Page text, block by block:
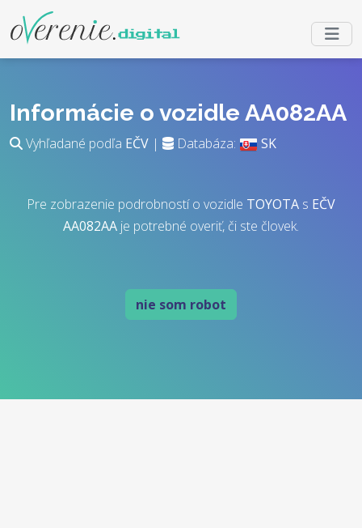
Informácie o vozidle AA082AA
Vyhľadané podľa EČV | Databáza: SK
Pre zobrazenie podrobností o vozidle TOYOTA s EČV
AA082AA je potrebné overiť, či ste človek.
nie som robot